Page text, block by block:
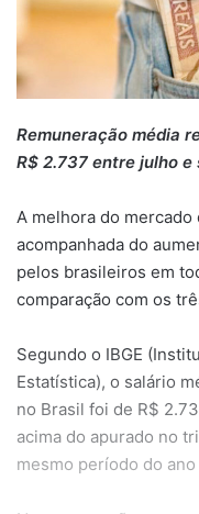
Remuneração média
R$ 2.737 entre julho e
A melhora do
acompanhada do
pelos brasileiros em
comparação com os
Segundo o IBGE
Estatística), o salário
no Brasil foi de R$
acima do apurado no
mesmo período do